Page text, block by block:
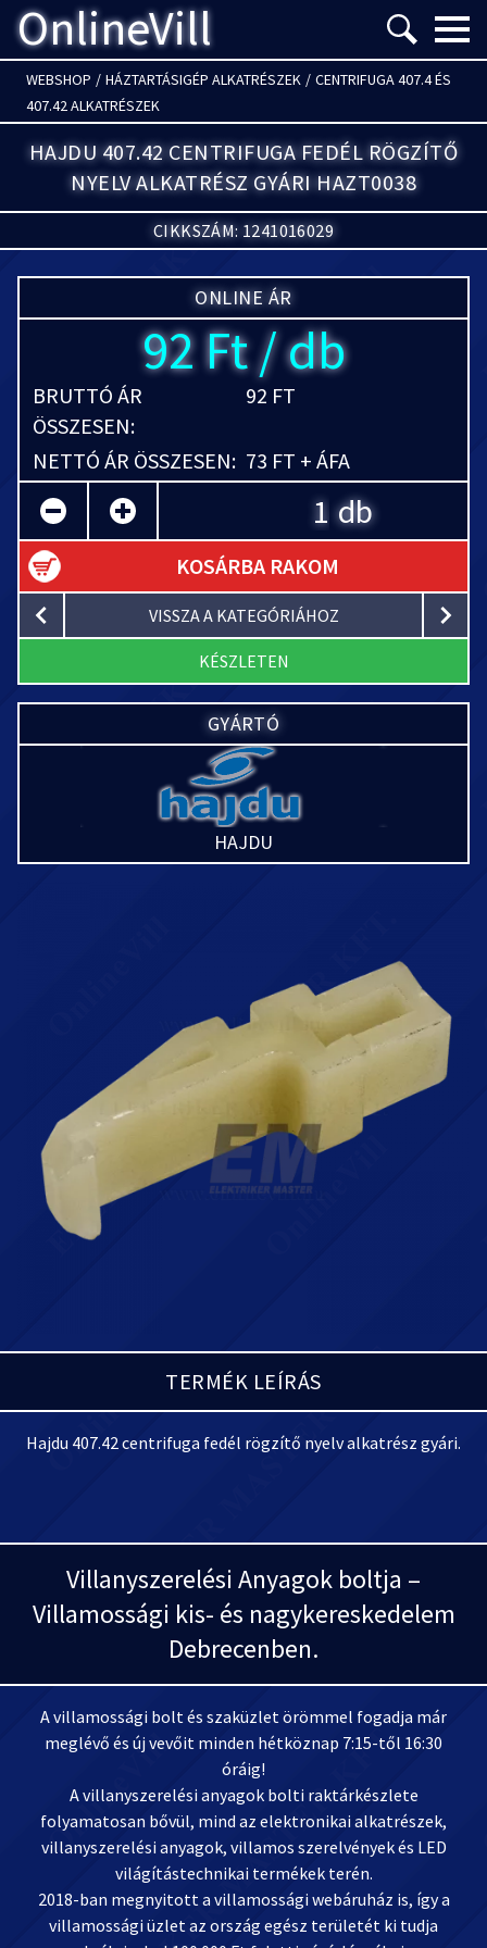
OnlineVill Menü
WEBSHOP / HÁZTARTÁSIGÉP ALKATRÉSZEK / CENTRIFUGA 407.4 ÉS
407.42 ALKATRÉSZEK
HAJDU 407.42 CENTRIFUGA FEDÉL RÖGZÍTŐ
NYELV ALKATRÉSZ GYÁRI HAZT0038
CIKKSZÁM: 1241016029
ONLINE ÁR
92 Ft / db
BRUTTÓ ÁR
ÖSSZESEN:
92 FT
NETTÓ ÁR ÖSSZESEN: 73 FT + ÁFA
db
KOSÁRBA RAKOM
VISSZA A KATEGÓRIÁHOZ
KÉSZLETEN
GYÁRTÓ
HAJDU
TERMÉK LEÍRÁS
Hajdu 407.42 centrifuga fedél rögzítő nyelv alkatrész gyári.
Villanyszerelési Anyagok boltja –
Villamossági kis- és nagykereskedelem
Debrecenben.
A villamossági bolt és szaküzlet örömmel fogadja már
meglévő és új vevőit minden hétköznap 7:15-től 16:30
óráig!
A villanyszerelési anyagok bolti raktárkészlete
folyamatosan bővül, mind az elektronikai alkatrészek,
villanyszerelési anyagok, villamos szerelvények és LED
világítástechnikai termékek terén.
2018-ban megnyitott a villamossági webáruház is, így a
villamossági üzlet az ország egész területét ki tudja